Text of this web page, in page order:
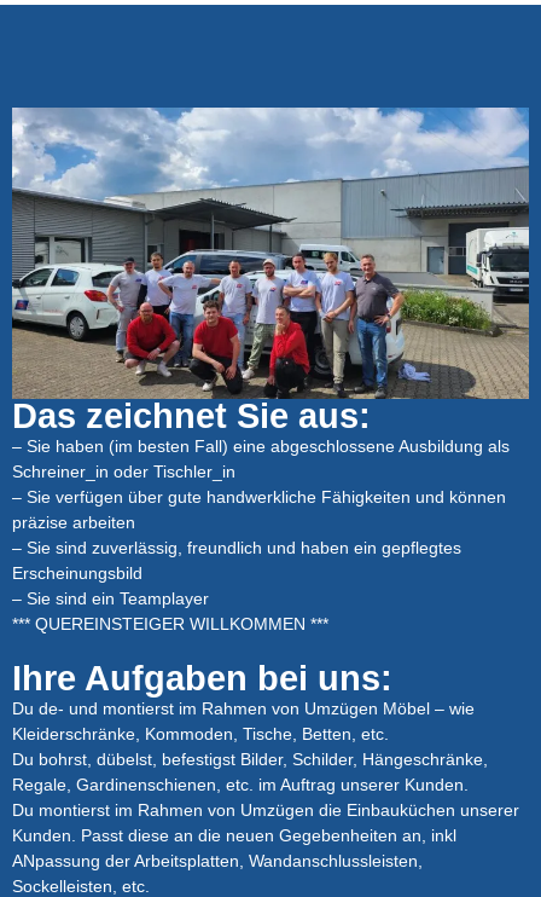
Das zeichnet Sie aus:
– Sie haben (im besten Fall) eine abgeschlossene Ausbildung als
Schreiner_in oder Tischler_in
– Sie verfügen über gute handwerkliche Fähigkeiten und können
präzise arbeiten
– Sie sind zuverlässig, freundlich und haben ein gepflegtes
Erscheinungsbild
– Sie sind ein Teamplayer
*** QUEREINSTEIGER WILLKOMMEN ***
Ihre Aufgaben bei uns:
Du de- und montierst im Rahmen von Umzügen Möbel – wie
Kleiderschränke, Kommoden, Tische, Betten, etc.
Du bohrst, dübelst, befestigst Bilder, Schilder, Hängeschränke,
Regale, Gardinenschienen, etc. im Auftrag unserer Kunden.
Du montierst im Rahmen von Umzügen die Einbauküchen unserer
Kunden. Passt diese an die neuen Gegebenheiten an, inkl
ANpassung der Arbeitsplatten, Wandanschlussleisten,
Sockelleisten, etc.